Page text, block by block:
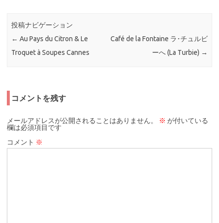
投稿ナビゲーション
← Au Pays du Citron & Le
Troquet à Soupes Cannes
Café de la Fontaine ラ･チュルビ
ーへ (La Turbie) →
コメントを残す
メールアドレスが公開されることはありません。 ※ が付いている
欄は必須項目です
コメント ※